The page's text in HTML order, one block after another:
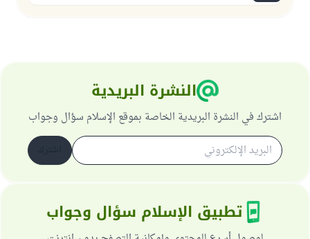
النشرة البريدية
اشترك في النشرة البريدية الخاصة بموقع الإسلام سؤال وجواب
تطبيق الإسلام سؤال وجواب